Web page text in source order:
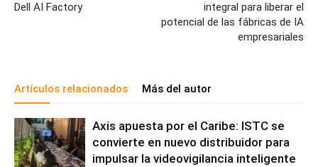
Dell AI Factory
integral para liberar el
potencial de las fábricas de IA
empresariales
Artículos relacionados Más del autor
Axis apuesta por el Caribe: ISTC se
convierte en nuevo distribuidor para
impulsar la videovigilancia inteligente